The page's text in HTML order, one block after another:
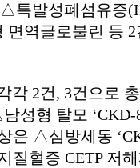
특발성폐섬유증
역글로불린 등
각 2건, 3건으로
성형 탈모 ‘CKD-
은 △심방세동
질혈증 CETP 저해